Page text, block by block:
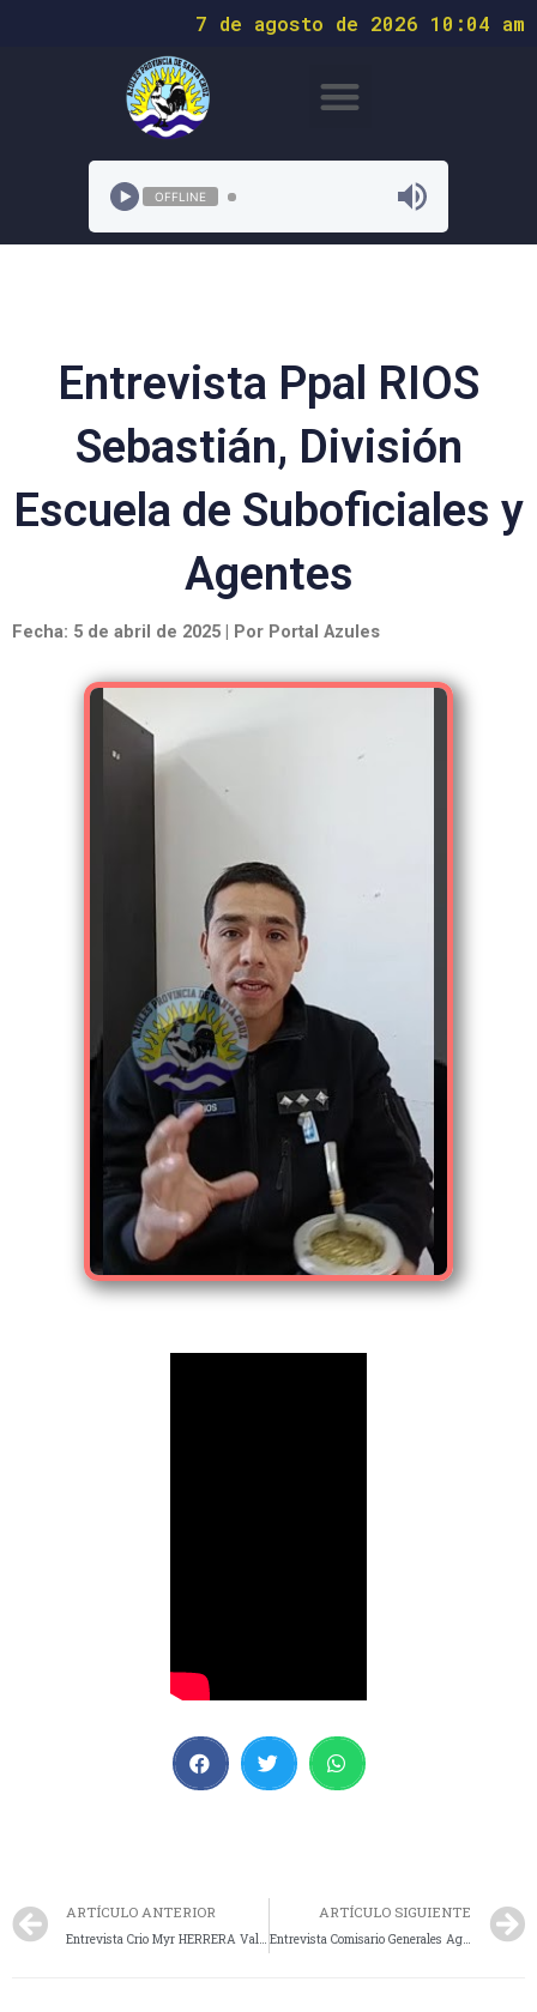
7 de agosto de 2026 10:04 am
OFFLINE
Entrevista Ppal RIOS
Sebastián, División
Escuela de Suboficiales y
Agentes
Fecha: 5 de abril de 2025 | Por Portal Azules
ARTÍCULO ANTERIOR
Entrevista Crio Myr HERRERA Valeria, Jefa Dpto Escuela de Cadetes
ARTÍCULO SIGUIENTE
Entrevista Comisario Generales Agüero Diego y Bordón Luis , Jefe y Subjefe de Policía